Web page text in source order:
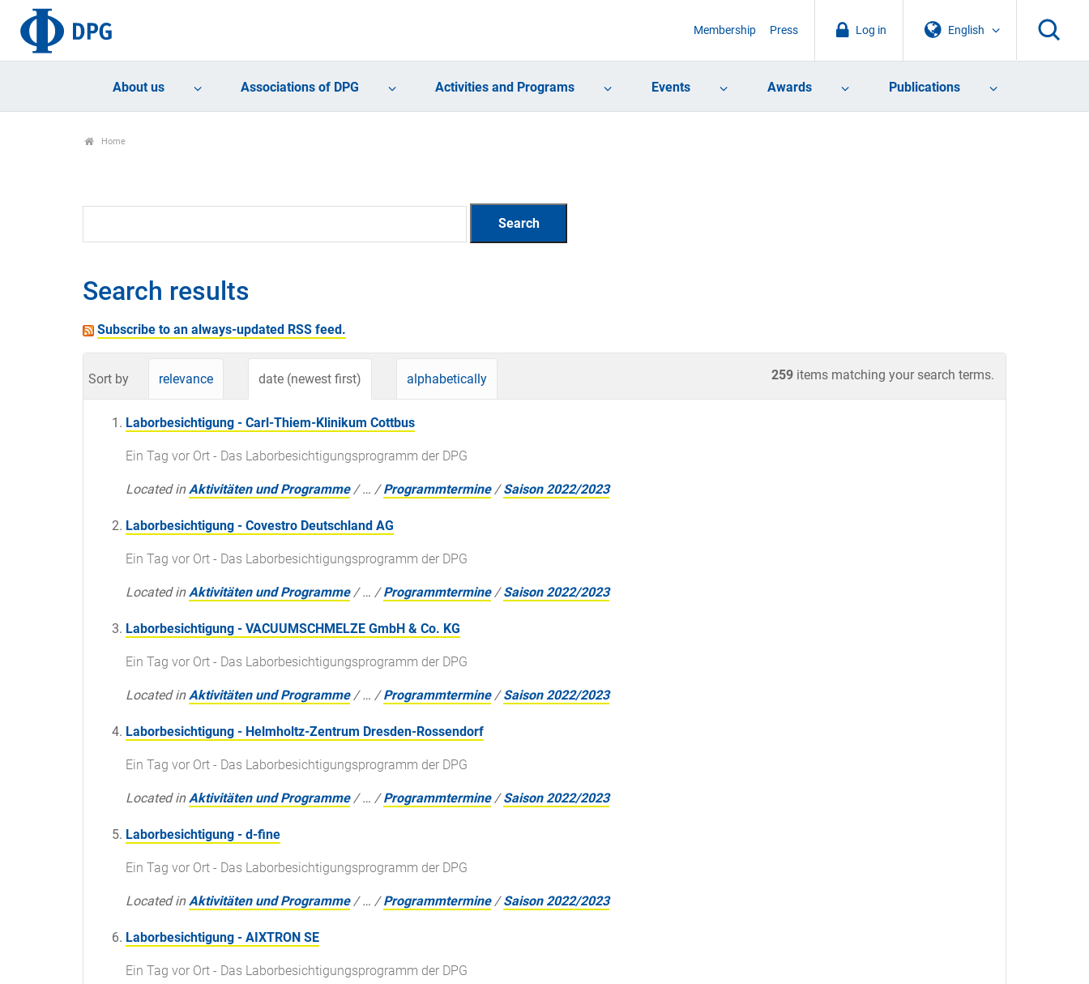
English
Log in
Membership Press
About us Associations of DPG Activities and Programs Events Awards Publications
Home
Search results
Subscribe to an always-updated RSS feed.
259 items matching your search terms.
Sort by relevance date (newest first) alphabetically
Laborbesichtigung - Carl-Thiem-Klinikum Cottbus
Ein Tag vor Ort - Das Laborbesichtigungsprogramm der DPG
Located in Aktivitäten und Programme /… /Programmtermine /Saison 2022/2023
Laborbesichtigung - Covestro Deutschland AG
Ein Tag vor Ort - Das Laborbesichtigungsprogramm der DPG
Located in Aktivitäten und Programme /… /Programmtermine /Saison 2022/2023
Laborbesichtigung - VACUUMSCHMELZE GmbH & Co. KG
Ein Tag vor Ort - Das Laborbesichtigungsprogramm der DPG
Located in Aktivitäten und Programme /… /Programmtermine /Saison 2022/2023
Laborbesichtigung - Helmholtz-Zentrum Dresden-Rossendorf
Ein Tag vor Ort - Das Laborbesichtigungsprogramm der DPG
Located in Aktivitäten und Programme /… /Programmtermine /Saison 2022/2023
Laborbesichtigung - d-fine
Ein Tag vor Ort - Das Laborbesichtigungsprogramm der DPG
Located in Aktivitäten und Programme /… /Programmtermine /Saison 2022/2023
Laborbesichtigung - AIXTRON SE
Ein Tag vor Ort - Das Laborbesichtigungsprogramm der DPG